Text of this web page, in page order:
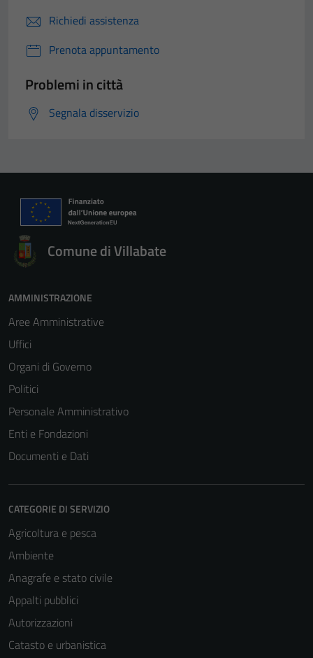
Richiedi assistenza
Prenota appuntamento
Problemi in città
Segnala disservizio
Comune di Villabate
AMMINISTRAZIONE
Aree Amministrative
Uffici
Organi di Governo
Politici
Personale Amministrativo
Enti e Fondazioni
Documenti e Dati
CATEGORIE DI SERVIZIO
Agricoltura e pesca
Ambiente
Anagrafe e stato civile
Appalti pubblici
Autorizzazioni
Catasto e urbanistica